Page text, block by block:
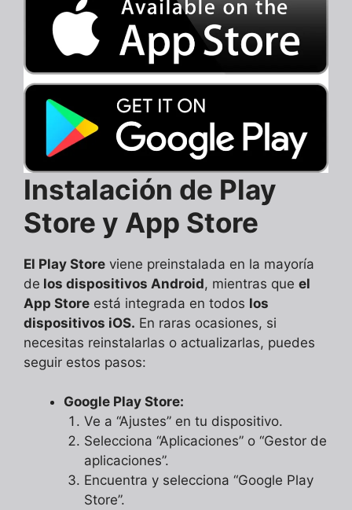
Instalación de Play
Store y App Store
El Play Store viene preinstalada en la mayoría
de los dispositivos Android, mientras que el
App Store está integrada en todos los
dispositivos iOS. En raras ocasiones, si
necesitas reinstalarlas o actualizarlas, puedes
seguir estos pasos:
Google Play Store:
Ve a “Ajustes” en tu dispositivo.
Selecciona “Aplicaciones” o “Gestor de
aplicaciones”.
Encuentra y selecciona “Google Play
Store”.